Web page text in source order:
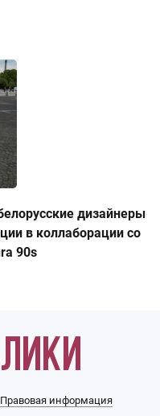
дизайнеры
в коллаборации со
90s
Правовая информация